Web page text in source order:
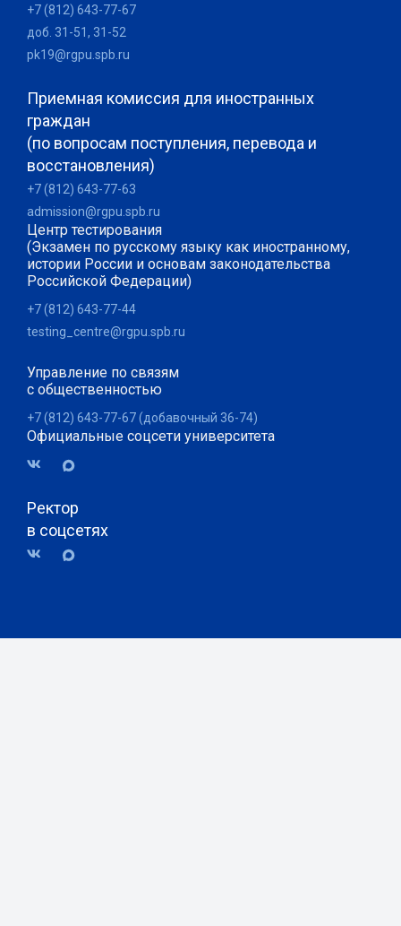
+7 (812) 643-77-67
доб. 31-51, 31-52
pk19@rgpu.spb.ru
Приемная комиссия для иностранных
граждан
(по вопросам поступления, перевода и
восстановления)
+7 (812) 643-77-63
admission@rgpu.spb.ru
Центр тестирования
(Экзамен по русскому языку как иностранному,
истории России и основам законодательства
Российской Федерации)
+7 (812) 643-77-44
testing_centre@rgpu.spb.ru
Управление по связям
с общественностью
+7 (812) 643-77-67 (добавочный 36-74)
Официальные соцсети университета
Ректор
в соцсетях